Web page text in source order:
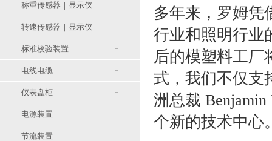
称重传感器｜显示仪
转速传感器｜显示仪
标准校验装置
电线电缆
仪表盘柜
电源装置
节流装置
多年来，罗姆凭
行业和照明行业
后的模塑料工厂
式，我们不仅支
洲总裁
个新的技术中心